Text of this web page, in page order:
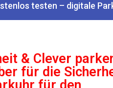
testen – digitale
& Clever
für die